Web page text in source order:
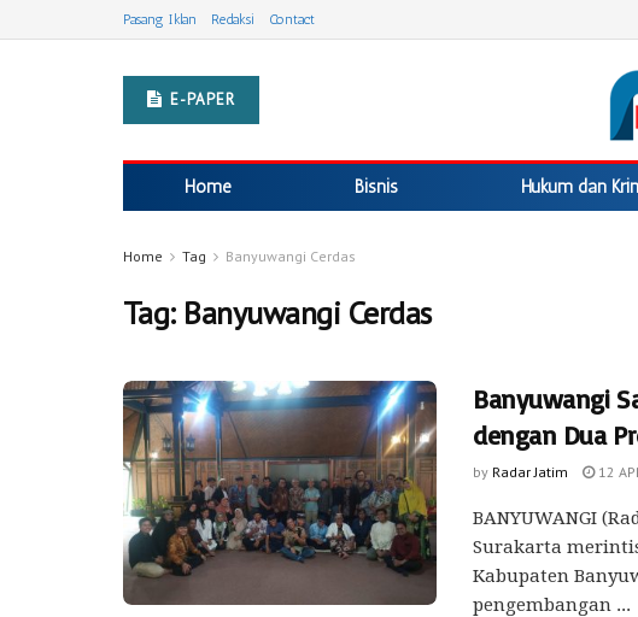
Pasang Iklan Redaksi Contact
E-PAPER
Home Bisnis Hukum dan
Home Tag Banyuwangi Cerdas
Tag: Banyuwangi Cerdas
Banyuwangi
dengan Dua
by Radar Jatim 12
BANYUWANGI
Surakarta
Kabupaten
pengembangan ...